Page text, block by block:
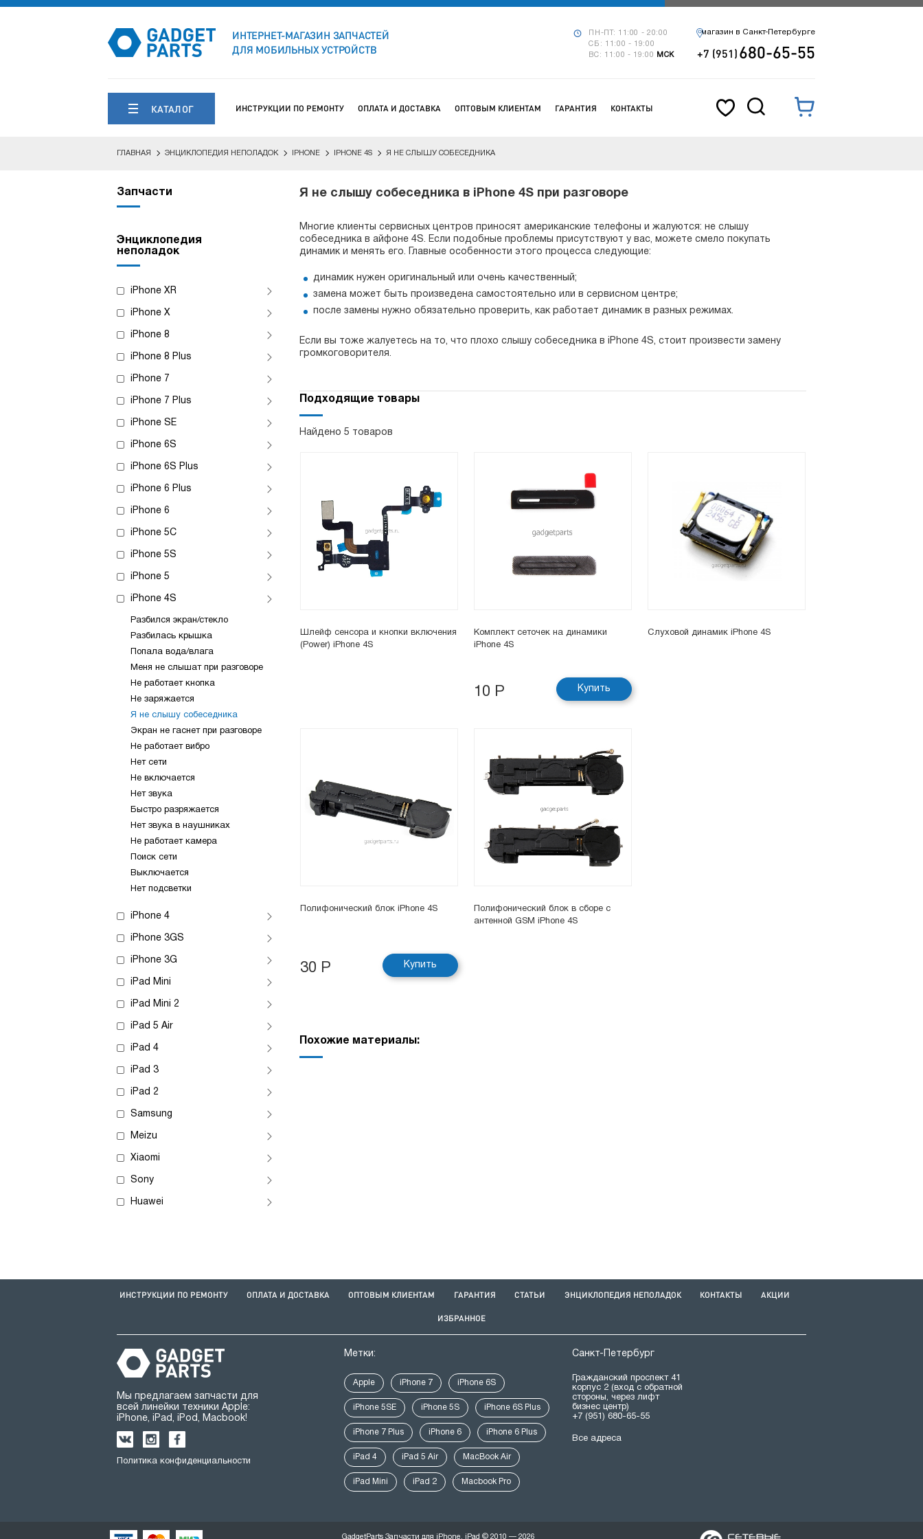
ИНТЕРНЕТ-МАГАЗИН ЗАПЧАСТЕЙ
ДЛЯ МОБИЛЬНЫХ УСТРОЙСТВ
ПН-ПТ: 11:00 - 20:00
СБ: 11:00 - 19:00
ВС: 11:00 - 19:00
МСК
магазин в Санкт-Петербурге
+7 (951)680-65-55
КАТАЛОГ ИНСТРУКЦИИ ПО РЕМОНТУ ОПЛАТА И ДОСТАВКА ОПТОВЫМ КЛИЕНТАМ ГАРАНТИЯ КОНТАКТЫ
ГЛАВНАЯ ЭНЦИКЛОПЕДИЯ НЕПОЛАДОК IPHONE IPHONE 4S Я НЕ СЛЫШУ СОБЕСЕДНИКА
Запчасти
Энциклопедия
неполадок
iPhone XR
iPhone X
iPhone 8
iPhone 8 Plus
iPhone 7
iPhone 7 Plus
iPhone SE
iPhone 6S
iPhone 6S Plus
iPhone 6 Plus
iPhone 6
iPhone 5C
iPhone 5S
iPhone 5
iPhone 4S
Разбился экран/стекло
Разбилась крышка
Попала вода/влага
Меня не слышат при разговоре
Не работает кнопка
Не заряжается
Я не слышу собеседника
Экран не гаснет при разговоре
Не работает вибро
Нет сети
Не включается
Нет звука
Быстро разряжается
Нет звука в наушниках
Не работает камера
Поиск сети
Выключается
Нет подсветки
iPhone 4
iPhone 3GS
iPhone 3G
iPad Mini
iPad Mini 2
iPad 5 Air
iPad 4
iPad 3
iPad 2
Samsung
Meizu
Xiaomi
Sony
Huawei
Я не слышу собеседника в iPhone 4S при разговоре
Многие клиенты сервисных центров приносят американские телефоны и жалуются: не слышу
собеседника в айфоне 4S. Если подобные проблемы присутствуют у вас, можете смело покупать
динамик и менять его. Главные особенности этого процесса следующие:
динамик нужен оригинальный или очень качественный;
замена может быть произведена самостоятельно или в сервисном центре;
после замены нужно обязательно проверить, как работает динамик в разных режимах.
Если вы тоже жалуетесь на то, что плохо слышу собеседника в iPhone 4S, стоит произвести замену
громкоговорителя.
Подходящие товары
Найдено 5 товаров
Шлейф сенсора и кнопки включения
(Power) iPhone 4S
Комплект сеточек на динамики
iPhone 4S
10 Р Купить
Слуховой динамик iPhone 4S
Полифонический блок iPhone 4S
30 Р Купить
Полифонический блок в сборе с
антенной GSM iPhone 4S
Похожие материалы:
ИНСТРУКЦИИ ПО РЕМОНТУ ОПЛАТА И ДОСТАВКА ОПТОВЫМ КЛИЕНТАМ ГАРАНТИЯ СТАТЬИ ЭНЦИКЛОПЕДИЯ НЕПОЛАДОК КОНТАКТЫ АКЦИИ
ИЗБРАННОЕ
Мы предлагаем запчасти для
всей линейки техники Apple:
iPhone, iPad, iPod, Macbook!
Политика конфиденциальности
Метки:
Apple iPhone 7 iPhone 6S
iPhone 5SE iPhone 5S iPhone 6S Plus
iPhone 7 Plus iPhone 6 iPhone 6 Plus
iPad 4 iPad 5 Air MacBook Air
iPad Mini iPad 2 Macbook Pro
Санкт-Петербург
Гражданский проспект 41
корпус 2 (вход с обратной
стороны, через лифт
бизнес центр)
+7 (951) 680-65-55
Все адреса
GadgetParts Запчасти для iPhone, iPad © 2010 — 2026